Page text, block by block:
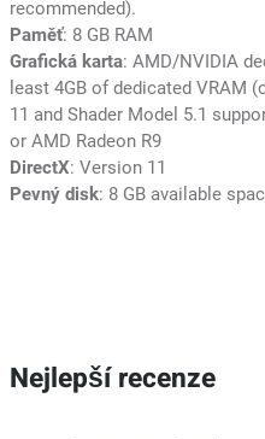
recommended).
Paměť: 8 GB RAM
Grafická karta: AMD/NVIDIA
least 4GB of dedicated VRAM
11 and Shader Model 5.1
or AMD Radeon R9
DirectX: Version 11
Pevný disk: 8 GB available
Nejlepší recenze